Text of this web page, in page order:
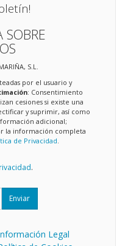
SOBRE
S.L.
por el usuario y
: Consentimiento
cesiones si existe una
y suprimir, así como
adicional;
la información completa
de Privacidad.
.
Enviar
Legal